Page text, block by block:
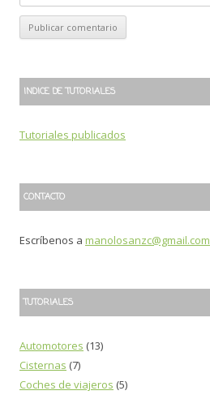
INDICE DE TUTORIALES
Tutoriales publicados
CONTACTO
Escríbenos a manolosanzc@gmail.com
TUTORIALES
Automotores (13)
Cisternas (7)
Coches de viajeros (5)